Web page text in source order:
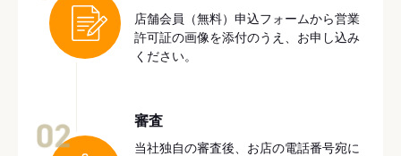
店舗会員（無料）申込フォームから営業
許可証の画像を添付のうえ、お申し込み
ください。
審査
当社独自の審査後、お店の電話番号宛に